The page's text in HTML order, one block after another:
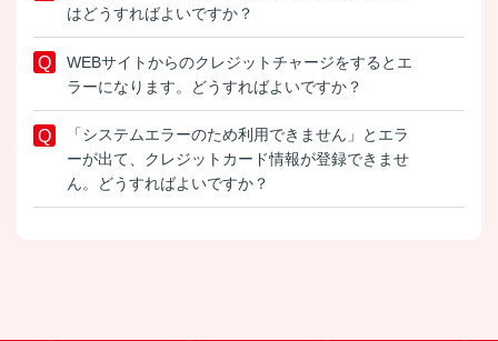
はどうすればよいですか？
WEBサイトからのクレジットチャージをするとエ
ラーになります。どうすればよいですか？
「システムエラーのため利用できません」とエラ
ーが出て、クレジットカード情報が登録できませ
ん。どうすればよいですか？